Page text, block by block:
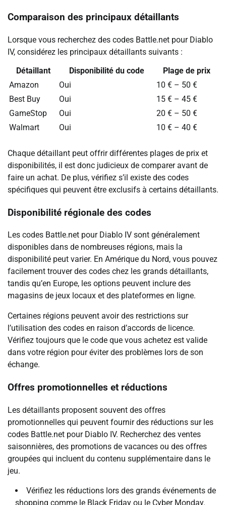
Comparaison des principaux détaillants
Lorsque vous recherchez des codes Battle.net pour Diablo
IV, considérez les principaux détaillants suivants :
Détaillant
Disponibilité du code
Plage de prix
Amazon
Oui
10 € – 50 €
Best Buy
Oui
15 € – 45 €
GameStop
Oui
20 € – 50 €
Walmart
Oui 10 € – 40 €
Chaque détaillant peut offrir différentes plages de prix et
disponibilités, il est donc judicieux de comparer avant de
faire un achat. De plus, vérifiez s’il existe des codes
spécifiques qui peuvent être exclusifs à certains détaillants.
Disponibilité régionale des codes
Les codes Battle.net pour Diablo IV sont généralement
disponibles dans de nombreuses régions, mais la
disponibilité peut varier. En Amérique du Nord, vous pouvez
facilement trouver des codes chez les grands détaillants,
tandis qu’en Europe, les options peuvent inclure des
magasins de jeux locaux et des plateformes en ligne.
Certaines régions peuvent avoir des restrictions sur
l’utilisation des codes en raison d’accords de licence.
Vérifiez toujours que le code que vous achetez est valide
dans votre région pour éviter des problèmes lors de son
échange.
Offres promotionnelles et réductions
Les détaillants proposent souvent des offres
promotionnelles qui peuvent fournir des réductions sur les
codes Battle.net pour Diablo IV. Recherchez des ventes
saisonnières, des promotions de vacances ou des offres
groupées qui incluent du contenu supplémentaire dans le
jeu.
Vérifiez les réductions lors des grands événements de
shopping comme le Black Friday ou le Cyber Monday.